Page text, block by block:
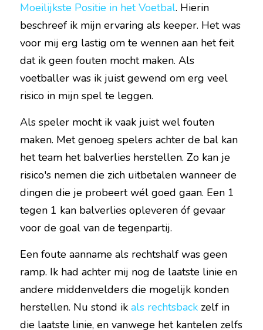
Moeilijkste Positie in het Voetbal. Hierin
beschreef ik mijn ervaring als keeper. Het was
voor mij erg lastig om te wennen aan het feit
dat ik geen fouten mocht maken. Als
voetballer was ik juist gewend om erg veel
risico in mijn spel te leggen.
Als speler mocht ik vaak juist wel fouten
maken. Met genoeg spelers achter de bal kan
het team het balverlies herstellen. Zo kan je
risico's nemen die zich uitbetalen wanneer de
dingen die je probeert wél goed gaan. Een 1
tegen 1 kan balverlies opleveren óf gevaar
voor de goal van de tegenpartij.
Een foute aanname als rechtshalf was geen
ramp. Ik had achter mij nog de laatste linie en
andere middenvelders die mogelijk konden
herstellen. Nu stond ik als rechtsback zelf in
die laatste linie, en vanwege het kantelen zelfs